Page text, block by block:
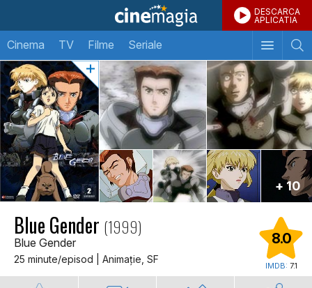
DESCARCA
APLICATIA
Cinema TV Filme Seriale
+ 10
Blue Gender (1999)
Blue Gender
25 minute/episod | Animaţie, SF
8.0
IMDB: 7.1